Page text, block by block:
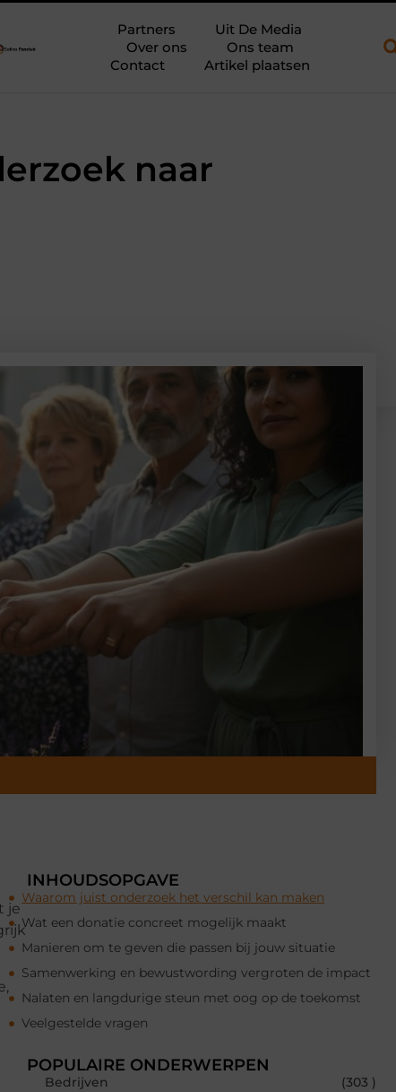
Partners
Uit De Media
Over ons
Ons team
Contact
Artikel plaatsen
naar
je
INHOUDSOPGAVE
Waarom juist onderzoek het verschil kan maken
Wat een donatie concreet mogelijk maakt
Manieren om te geven die passen bij jouw situatie
Samenwerking en bewustwording vergroten de impact
Nalaten en langdurige steun met oog op de toekomst
Veelgestelde vragen
POPULAIRE ONDERWERPEN
Bedrijven
(303 )